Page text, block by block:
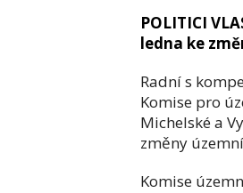
POLITICI
ledna ke
Radní s
Komise pro
Michelské a
změny
Komise